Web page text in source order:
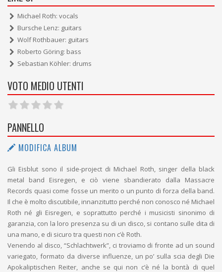
Michael Roth: vocals
Bursche Lenz: guitars
Wolf Rothbauer: guitars
Roberto Göring: bass
Sebastian Köhler: drums
VOTO MEDIO UTENTI
PANNELLO
MODIFICA ALBUM
Gli Eisblut sono il side-project di Michael Roth, singer della black
metal band Eisregen, e ciò viene sbandierato dalla Massacre
Records quasi come fosse un merito o un punto di forza della band.
Il che è molto discutibile, innanzitutto perché non conosco né Michael
Roth né gli Eisregen, e soprattutto perché i musicisti sinonimo di
garanzia, con la loro presenza su di un disco, si contano sulle dita di
una mano, e di sicuro tra questi non c’è Roth.
Venendo al disco, “Schlachtwerk”, ci troviamo di fronte ad un sound
variegato, formato da diverse influenze, un po’ sulla scia degli Die
Apokaliptischen Reiter, anche se qui non c’è né la bontà di quel